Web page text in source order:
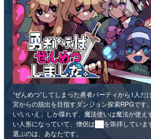
“ぜんめつ”してしまった勇者パーティから1人だ
宮からの脱出を目指すダンジョン探索RPGです
い/いいえ」しか喋れず、魔法使いは魔法が使え
い人形になっていて、僧侶は██を崇拝していま
選ぶのは、あなたです。